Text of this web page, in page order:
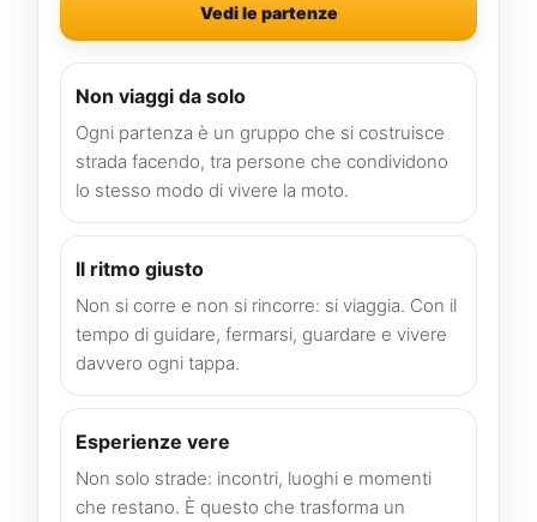
Vedi le partenze
Non viaggi da solo
Ogni partenza è un gruppo che si costruisce
strada facendo, tra persone che condividono
lo stesso modo di vivere la moto.
Il ritmo giusto
Non si corre e non si rincorre: si viaggia. Con il
tempo di guidare, fermarsi, guardare e vivere
davvero ogni tappa.
Esperienze vere
Non solo strade: incontri, luoghi e momenti
che restano. È questo che trasforma un